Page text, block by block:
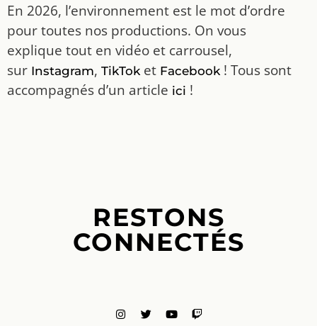
En 2026, l’environnement est le mot d’ordre
pour toutes nos productions. On vous
explique tout en vidéo et carrousel,
sur Instagram, TikToket Facebook! Tous sont
accompagnés d’un article ici !
RESTONS
CONNECTÉS